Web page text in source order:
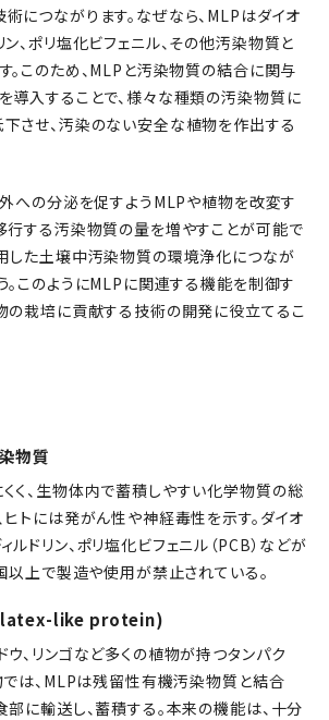
につながります。なぜなら、MLPはダイオ
ン、ポリ塩化ビフェニル、その他汚染物質と
。このため、MLPと汚染物質の結合に関与
導入することで、様々な種類の汚染物質に
させ、汚染のない安全な植物を作出する
への分泌を促すようMLPや植物を改変す
行する汚染物質の量を増やすことが可能で
した土壌中汚染物質の環境浄化につなが
。このようにMLPに関連する機能を制御す
の栽培に貢献する技術の開発に役立てるこ
物質
く、生物体内で蓄積しやすい化学物質の総
ヒトには発がん性や神経毒性を示す。ダイオ
ドリン、ポリ塩化ビフェニル（PCB）などが
以上で製造や使用が禁止されている。
latex-like protein)
ウ、リンゴなど多くの植物が持つタンパク
では、MLPは残留性有機汚染物質と結合
部に輸送し、蓄積する。本来の機能は、十分